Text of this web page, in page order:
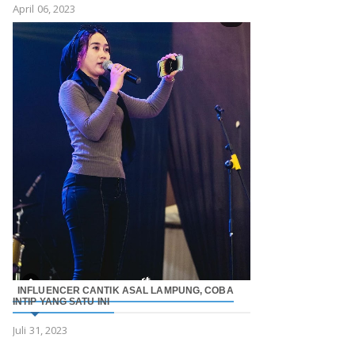
April 06, 2023
INFLUENCER CANTIK ASAL LAMPUNG, COBA
INTIP YANG SATU INI
Juli 31, 2023